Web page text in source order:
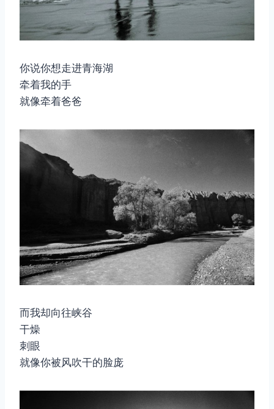
你说你想走进青海湖
牵着我的手
就像牵着爸爸
而我却向往峡谷
干燥
刺眼
就像你被风吹干的脸庞
取消